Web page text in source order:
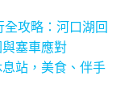
全攻略：河口湖回
塞車應對
站，美食、伴手